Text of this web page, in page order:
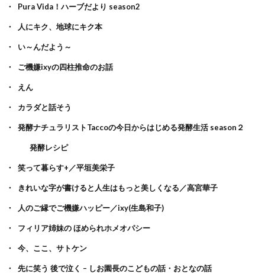
Pura Vida！ハーブだより season2
人にキク、地球にキク本
い～んだよう～
ご機嫌ixyの四柱推命のお話
えん
カラダと話そう
発酵ナチュラリストTaccoの今日からはじめる発酵生活 season２
発酵レシピ
笑って暮らす+／平垣美栄子
きれいな字が書けると人生はもっと美しくなる／高宮華子
人のご縁でご機嫌ハッピー／ixy(生島和子)
フィリア姉妹の ほめられホメオパシー
今、ここ、サトケン
先に笑う 後で泣く – しお園長のこどもの話・おとなの話